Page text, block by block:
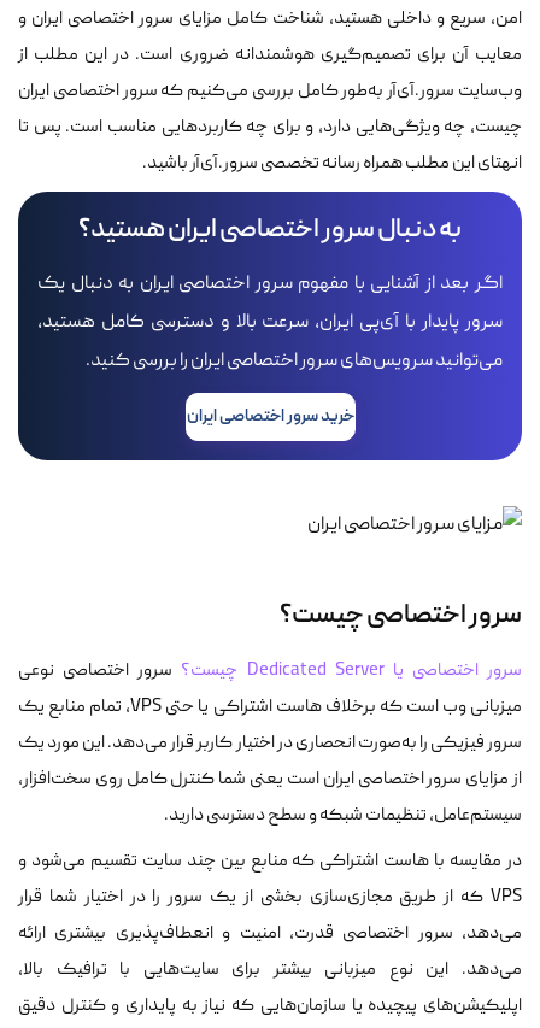
امن، سریع و داخلی هستید، شناخت کامل مزایای سرور اختصاصی ایران و
معایب آن برای تصمیم‌گیری هوشمندانه ضروری است. در این مطلب از
وب‌سایت سرور.آی‌آر به‌طور کامل بررسی می‌کنیم که سرور اختصاصی ایران
چیست، چه ویژگی‌هایی دارد، و برای چه کاربردهایی مناسب است. پس تا
انهتای این مطلب همراه رسانه تخصصی سرور.آی‌آر باشید.
به دنبال سرور اختصاصی ایران هستید؟
اگر بعد از آشنایی با مفهوم سرور اختصاصی ایران به دنبال یک
سرور پایدار با آی‌پی ایران، سرعت بالا و دسترسی کامل هستید،
می‌توانید سرویس‌های سرور اختصاصی ایران را بررسی کنید.
خرید سرور اختصاصی ایران
سرور اختصاصی چیست؟
سرور اختصاصی یا Dedicated Server چیست؟
سرور اختصاصی نوعی
میزبانی وب است که برخلاف هاست اشتراکی یا حتی VPS، تمام منابع یک
سرور فیزیکی را به‌صورت انحصاری در اختیار کاربر قرار می‌دهد. این مورد یک
از مزایای سرور اختصاصی ایران است یعنی شما کنترل کامل روی سخت‌افزار،
سیستم‌عامل، تنظیمات شبکه و سطح دسترسی دارید.
در مقایسه با هاست اشتراکی که منابع بین چند سایت تقسیم می‌شود و
VPS که از طریق مجازی‌سازی بخشی از یک سرور را در اختیار شما قرار
می‌دهد، سرور اختصاصی قدرت، امنیت و انعطاف‌پذیری بیشتری ارائه
می‌دهد. این نوع میزبانی بیشتر برای سایت‌هایی با ترافیک بالا،
اپلیکیشن‌های پیچیده یا سازمان‌هایی که نیاز به پایداری و کنترل دقیق